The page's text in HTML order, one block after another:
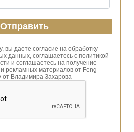
вы даете согласие на обработку
данных, соглашаетесь с политикой
и соглашаетесь на получение
рекламных материалов от Feng
от Владимира Захарова